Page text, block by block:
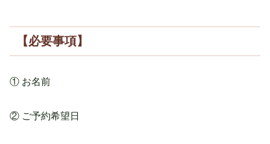
【必要事項】
① お名前
② ご予約希望日